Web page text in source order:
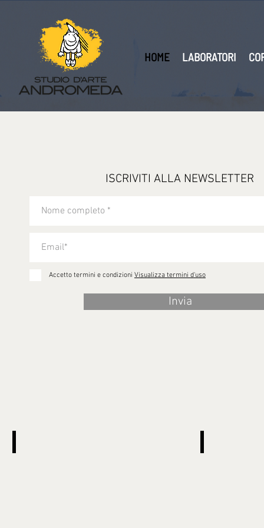
HOME LABORATORI
ISCRIVITI ALLA NEWSLETTER
Accetto termini e condizioni Visualizza termini d'uso
Invia